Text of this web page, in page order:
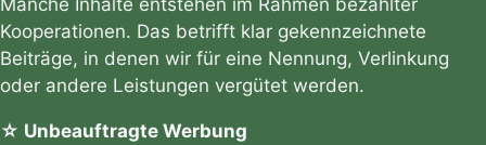
Manche Inhalte entstehen im Rahmen bezahlter
Kooperationen. Das betrifft klar gekennzeichnete
Beiträge, in denen wir für eine Nennung, Verlinkung
oder andere Leistungen vergütet werden.
☆ Unbeauftragte Werbung